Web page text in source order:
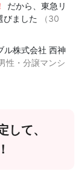
だから、東急リ
びました
（30
ル株式会社 西神
性・分譲マンシ
して、